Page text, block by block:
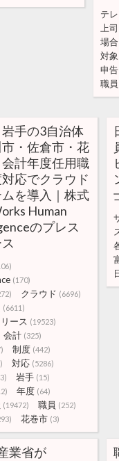
テレ
上司
場合
対象
申告
職員
手の3自治体
市・佐倉市・花
計年度任用職
応でクラウド
を導入｜株式
Human
のプレス
(170)
クラウド (6696)
(6611)
ース (19523)
会計 (325)
制度 (442)
対応 (5286)
岩手 (15)
年度 (64)
(19472) 職員 (252)
花巻市 (3)
業省が